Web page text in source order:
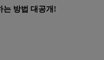
는 방법 대공개!